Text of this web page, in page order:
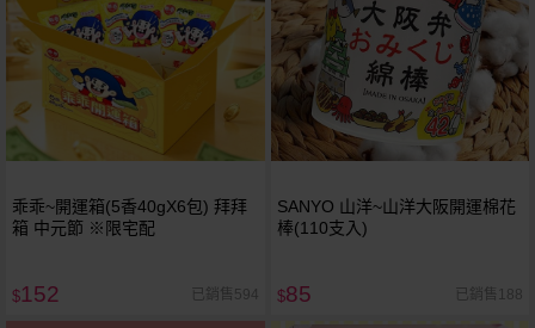
乖乖~開運箱(5香40gX6包) 拜拜
箱 中元節 ※限宅配
$152 已銷售594
SANYO 山洋~山洋大阪開運棉花
棒(110支入)
$85 已銷售188